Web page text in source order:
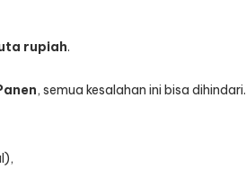
rupiah.
, semua kesalahan ini bisa dihindari.